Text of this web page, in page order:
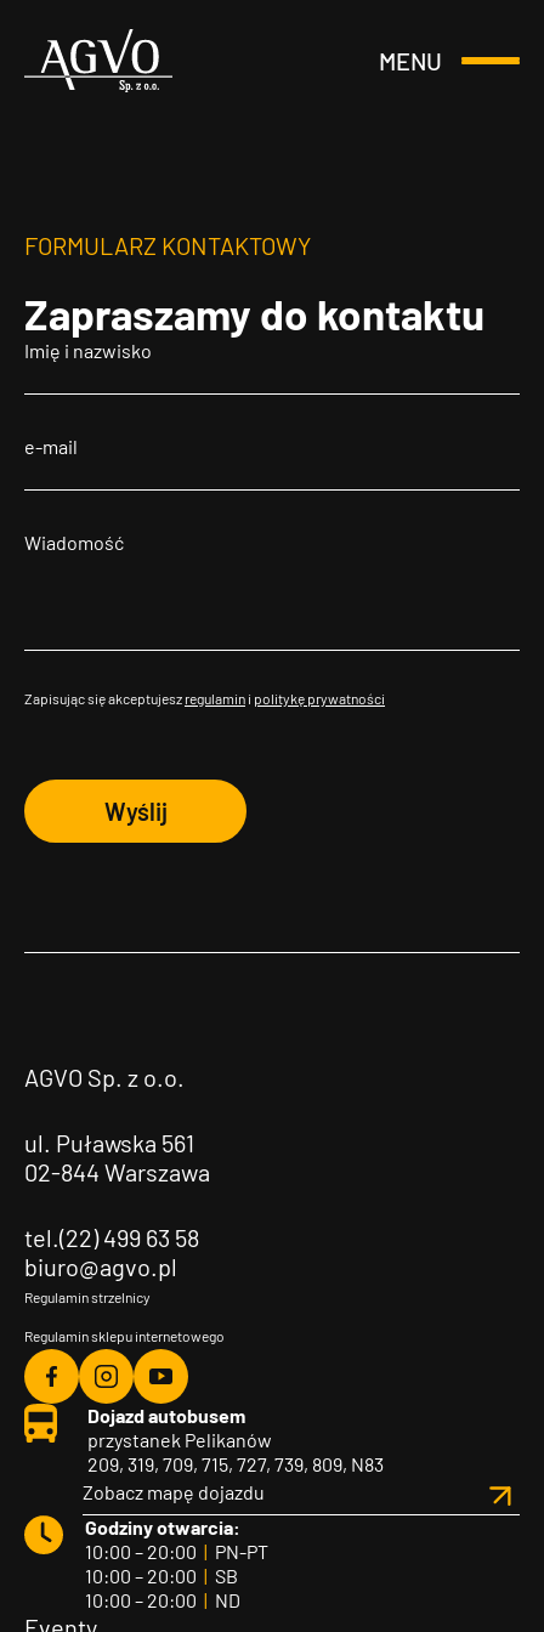
Header
MENU
Otwórz
FORMULARZ KONTAKTOWY
Zapraszamy do kontaktu
Zapisując się akceptujesz regulamin i politykę prywatności
Wyślij
AGVO Sp. z o.o.
ul. Puławska 561
02-844 Warszawa
tel.(22) 499 63 58
biuro@agvo.pl
Regulamin strzelnicy
Regulamin sklepu internetowego
Agvo
Facebook
Agvo
Instagram
Agvo
YouTube
Dojazd autobusem
przystanek Pelikanów
209, 319, 709, 715, 727, 739, 809, N83
Zobacz mapę dojazdu
Godziny otwarcia:
10:00 – 20:00 | PN-PT
10:00 – 20:00 | SB
10:00 – 20:00 | ND